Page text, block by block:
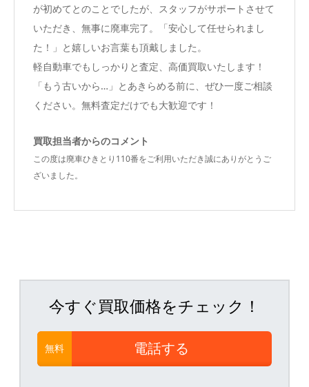
が初めてとのことでしたが、スタッフがサポートさせて
いただき、無事に廃車完了。「安心して任せられまし
た！」と嬉しいお言葉も頂戴しました。
軽自動車でもしっかりと査定、高価買取いたします！
「もう古いから…」とあきらめる前に、ぜひ一度ご相談
ください。無料査定だけでも大歓迎です！
買取担当者からのコメント
この度は廃車ひきとり110番をご利用いただき誠にありがとうご
ざいました。
今すぐ買取価格をチェック！
無料 電話する